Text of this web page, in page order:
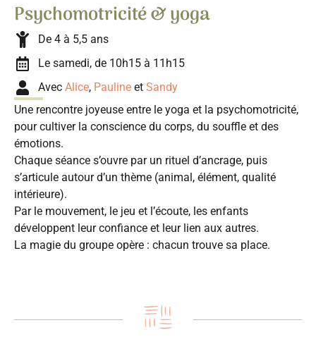
Psychomotricité & yoga
De 4 à 5,5 ans
Le samedi, de 10h15 à 11h15
Avec Alice, Pauline et Sandy
Une rencontre joyeuse entre le yoga et la psychomotricité,
pour cultiver la conscience du corps, du souffle et des
émotions.
Chaque séance s’ouvre par un rituel d’ancrage, puis
s’articule autour d’un thème (animal, élément, qualité
intérieure).
Par le mouvement, le jeu et l’écoute, les enfants
développent leur confiance et leur lien aux autres.
La magie du groupe opère : chacun trouve sa place.